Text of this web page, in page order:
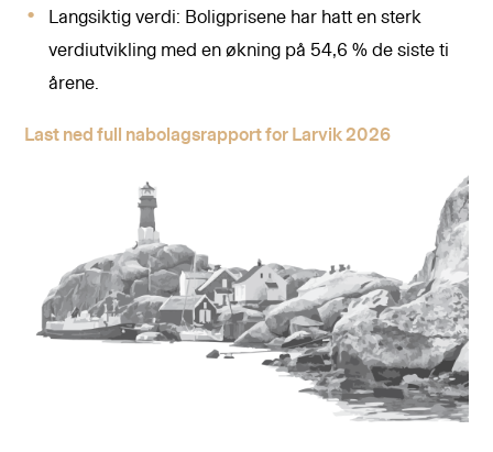
Langsiktig verdi: Boligprisene har hatt en sterk
verdiutvikling med en økning på 54,6 % de siste ti
årene.
Last ned full nabolagsrapport for Larvik 2026